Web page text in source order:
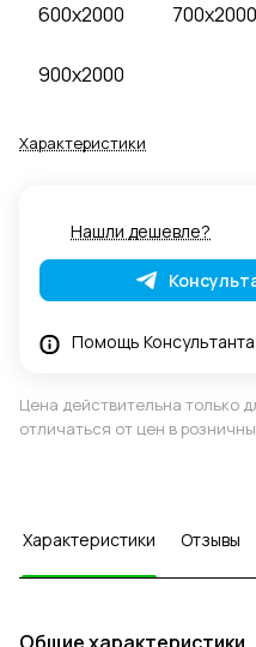
600x2000 700x2000
900x2000
Характеристики
Нашли дешевле?
Помощь Консультанта
Цена действительна только
отличаться от цен в
Характеристики Отзывы